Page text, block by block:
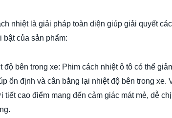
nhiệt là giải pháp toàn diện giúp giải quyết
của sản phẩm:
độ bên trong xe: Phim cách nhiệt ô tô có thể
ổn định và cân bằng lại nhiệt độ bên trong xe.
tiết cao điểm mang đến cảm giác mát mẻ, dễ